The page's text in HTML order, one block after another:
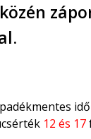
12 és 17